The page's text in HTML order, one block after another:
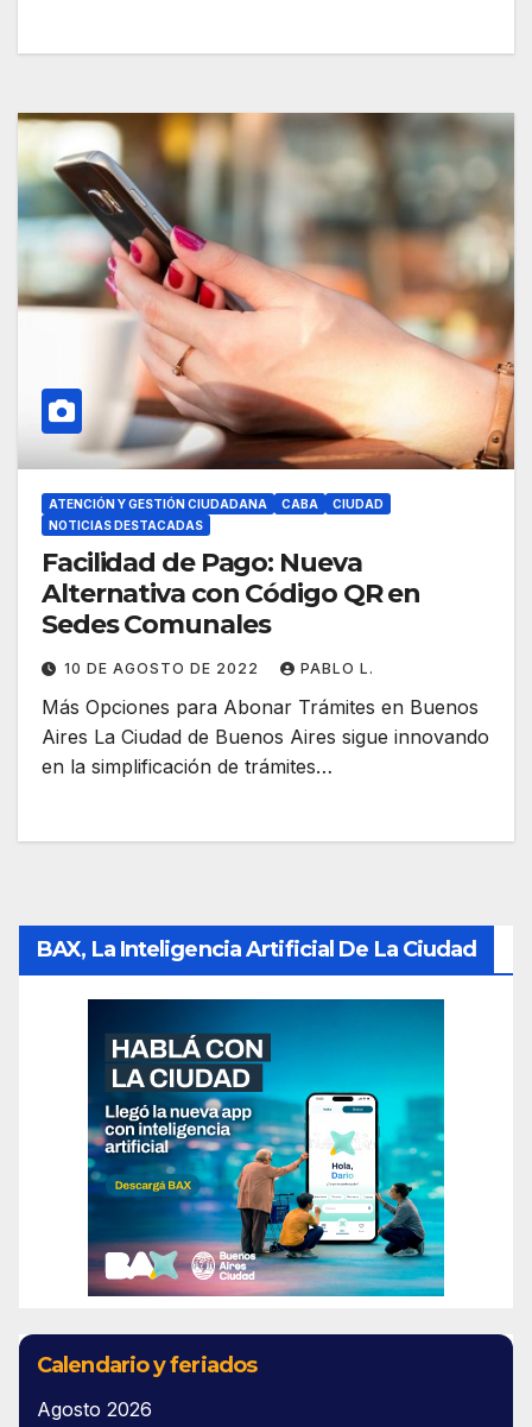
ATENCIÓN Y GESTIÓN CIUDADANA CABA
CIUDAD
NOTICIAS DESTACADAS
Facilidad de Pago: Nueva
Alternativa con Código QR en
Sedes Comunales
10 DE AGOSTO DE 2022 PABLO L.
Más Opciones para Abonar Trámites en Buenos
Aires La Ciudad de Buenos Aires sigue innovando
en la simplificación de trámites…
BAX, La Inteligencia Artificial De La Ciudad
Calendario y feriados
Agosto 2026